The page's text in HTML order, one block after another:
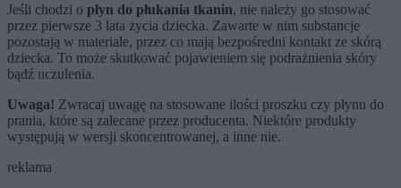
Jeśli chodzi o płyn do płukania tkanin, nie należy go stosować
przez pierwsze 3 lata życia dziecka. Zawarte w nim substancje
pozostają w materiale, przez co mają bezpośredni kontakt ze skórą
dziecka. To może skutkować pojawieniem się podrażnienia skóry
bądź uczulenia.
Uwaga! Zwracaj uwagę na stosowane ilości proszku czy płynu do
prania, które są zalecane przez producenta. Niektóre produkty
występują w wersji skoncentrowanej, a inne nie.
reklama